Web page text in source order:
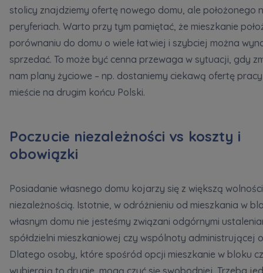
stolicy znajdziemy ofertę nowego domu, ale położonego
peryferiach. Warto przy tym pamiętać, że mieszkanie
porównaniu do domu o wiele łatwiej i szybciej można
sprzedać. To może być cenna przewaga w sytuacji, gdy
nam plany życiowe – np. dostaniemy ciekawą ofertę
mieście na drugim końcu Polski.
Poczucie niezależności vs koszty i
obowiązki
Posiadanie własnego domu kojarzy się z większą
niezależnością. Istotnie, w odróżnieniu od mieszkania w
własnym domu nie jesteśmy związani odgórnymi
spółdzielni mieszkaniowej czy wspólnoty administrującej
Dlatego osoby, które spośród opcji mieszkanie w bloku
wybierają to drugie, mogą czuć się swobodniej. Trzeba